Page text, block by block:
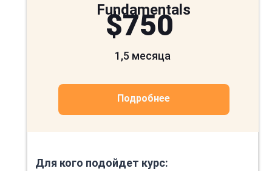
Fundamentals
1,5 месяца
$750
Для кого подойдет курс:
Подробнее